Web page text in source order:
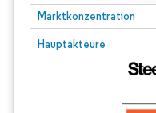
Marktkonzentration
Hauptakteure
Bild © Mordor Intelligence.